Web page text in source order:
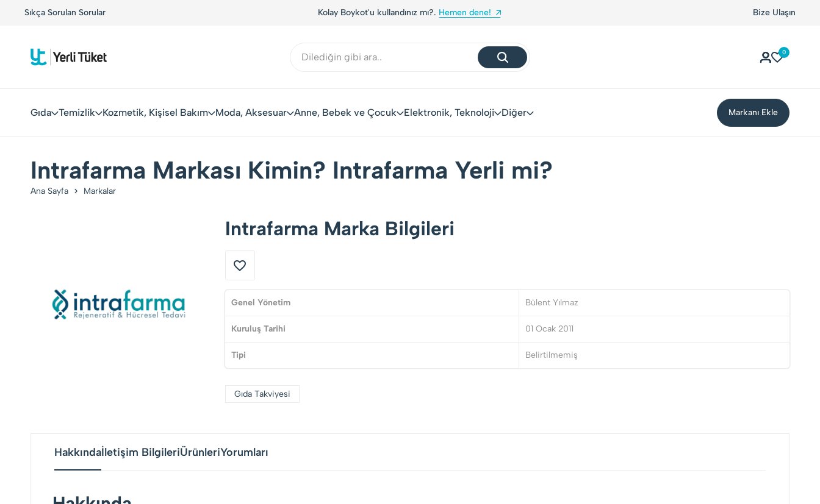
Sıkça Sorulan SorularYerli Tüketiciler, Yerli Markalarla Buluşuyor! Kolay Boykot'u kullandınız mı?. Hemen dene! Bize Ulaşın
0
Gıda Temizlik Kozmetik, Kişisel Bakım Moda, Aksesuar Anne, Bebek ve Çocuk Elektronik, Teknoloji Diğer Markanı Ekle
Intrafarma Markası Kimin? Intrafarma Yerli mi?
Ana Sayfa Markalar
Intrafarma Marka Bilgileri
Genel Yönetim Bülent Yılmaz
Kuruluş Tarihi 01 Ocak 2011
Tipi Belirtilmemiş
Gıda Takviyesi
Hakkındaİletişim BilgileriÜrünleriYorumları